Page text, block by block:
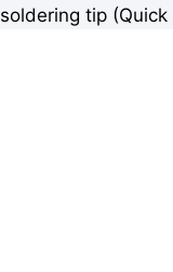
soldering tip